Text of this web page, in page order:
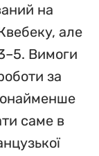
на
але
Вимоги
за
саме в